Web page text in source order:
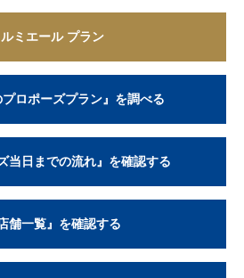
ルミエール プラン
プロポーズプラン』を調べる
当日までの流れ』を確認する
舗一覧』を確認する